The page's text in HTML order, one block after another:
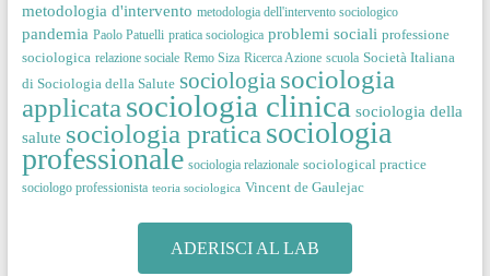
metodologia d'intervento metodologia dell'intervento sociologico
pandemia Paolo Patuelli pratica sociologica problemi sociali professione
sociologica relazione sociale Remo Siza Ricerca Azione scuola Società Italiana
di Sociologia della Salute sociologia sociologia
applicata sociologia clinica sociologia della
salute sociologia pratica sociologia
professionale sociologia relazionale sociological practice
sociologo professionista teoria sociologica Vincent de Gaulejac
ADERISCI AL LAB